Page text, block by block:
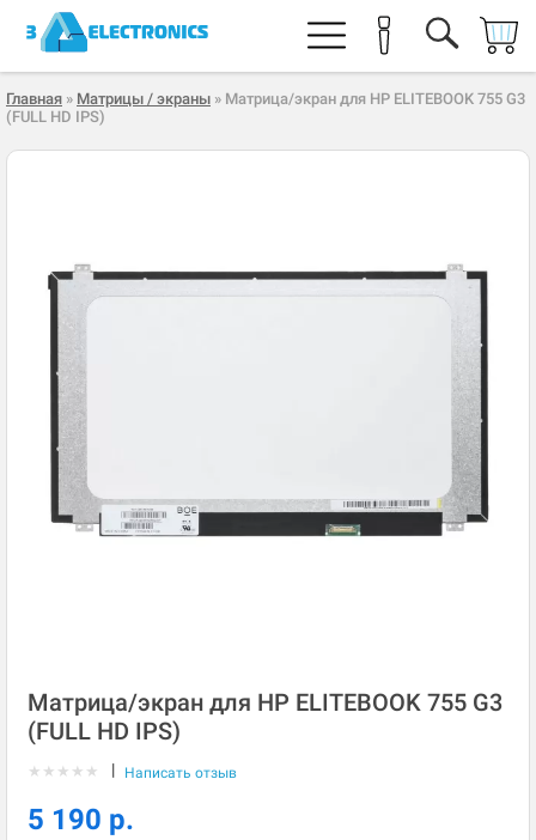
Главная » Матрицы / экраны » Матрица/экран для HP ELITEBOOK 755 G3
(FULL HD IPS)
Матрица/экран для HP ELITEBOOK 755 G3
(FULL HD IPS)
★ ★ ★ ★ ★ | Написать отзыв
5 190 р.